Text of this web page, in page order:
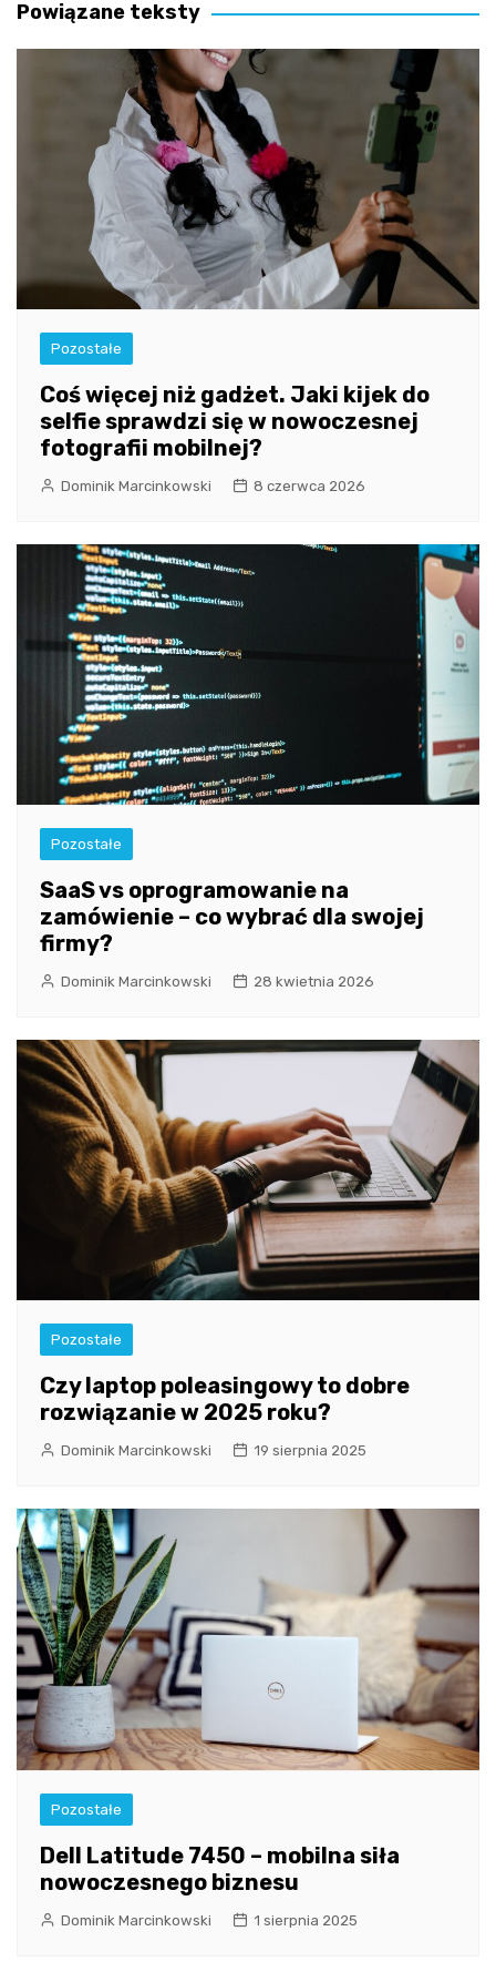
Powiązane teksty
Pozostałe
Coś więcej niż gadżet. Jaki kijek do
selfie sprawdzi się w nowoczesnej
fotografii mobilnej?
Dominik Marcinkowski 8 czerwca 2026
Pozostałe
SaaS vs oprogramowanie na
zamówienie – co wybrać dla swojej
firmy?
Dominik Marcinkowski 28 kwietnia 2026
Pozostałe
Czy laptop poleasingowy to dobre
rozwiązanie w 2025 roku?
Dominik Marcinkowski 19 sierpnia 2025
Pozostałe
Dell Latitude 7450 – mobilna siła
nowoczesnego biznesu
Dominik Marcinkowski 1 sierpnia 2025